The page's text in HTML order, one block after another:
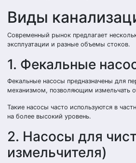
Виды
Современный рынок предлагает
эксплуатации и разные объемы стоков.
1. Фекальные
Фекальные насосы предназначены для
механизмом, позволяющим измельчать
Такие насосы часто используются в
на более высокий уровень.
2. Насосы для
измельчителя)